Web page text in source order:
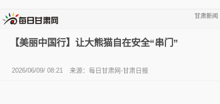
甘肃新闻
【美丽中国行】让大熊猫自在安全“串门”
2026/06/09/ 08:21 来源：每日甘肃网-甘肃日报